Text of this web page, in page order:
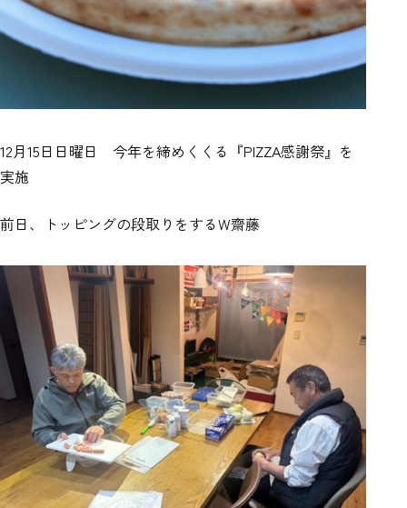
12月15日日曜日 今年を締めくくる『PIZZA感謝祭』を
実施
前日、トッピングの段取りをするW齋藤